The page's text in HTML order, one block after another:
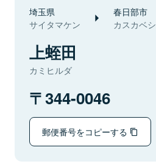
埼玉県
サイタマケン
春日部市
カスカベシ
上蛭田
カミヒルダ
344-0046
郵便番号をコピーする